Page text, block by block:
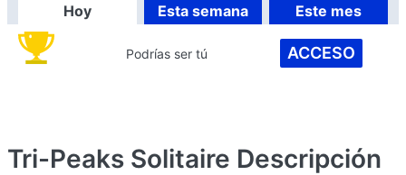
Hoy Esta semana Este mes
Podrías ser tú ACCESO
Tri-Peaks Solitaire Descripción